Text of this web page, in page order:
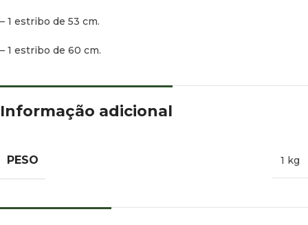
– 1 estribo de 53 cm.
– 1 estribo de 60 cm.
Informação adicional
PESO 1 kg